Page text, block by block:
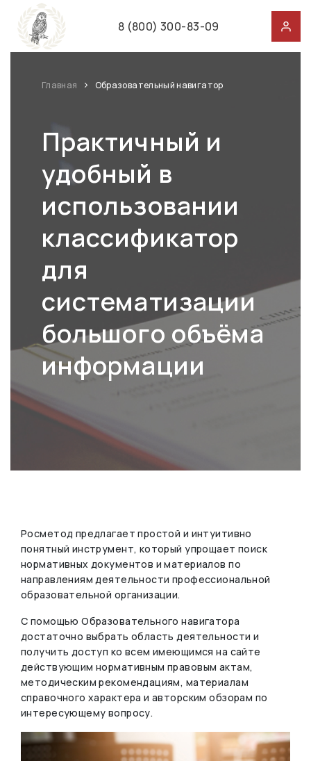
8 (800) 300-83-09
Главная Образовательный навигатор
Практичный и
удобный в
использовании
классификатор
для
систематизации
большого объёма
информации
Росметод предлагает простой и интуитивно
понятный инструмент, который упрощает поиск
нормативных документов и материалов по
направлениям деятельности профессиональной
образовательной организации.
С помощью Образовательного навигатора
достаточно выбрать область деятельности и
получить доступ ко всем имеющимся на сайте
действующим нормативным правовым актам,
методическим рекомендациям, материалам
справочного характера и авторским обзорам по
интересующему вопросу.